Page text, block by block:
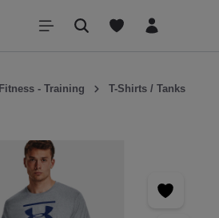
Fitness - Training
T-Shirts / Tanks